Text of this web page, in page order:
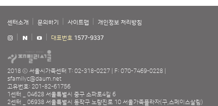
센터소개 문의하기 사이트맵 개인정보 처리방침
대표번호 1577-9337
2018 ⓒ 서울시가족센터 T: 02-318-0227
F: 070-7469-0228
sfamilyc@daum.net
고유번호: 201-82-61756
1센터 _ 04628 서울특별시 중구 소파로4길 6
2센터 _ 06938 서울특별시 동작구 노량진로 10 서울가족플라자(구,스페이스살림)